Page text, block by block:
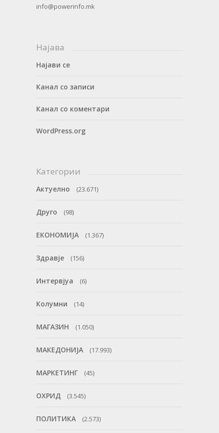
info@powerinfo.mk
Најава
Најави се
Канал со записи
Канал со коментари
WordPress.org
Категории
Актуелно (23.671)
Друго (98)
ЕКОНОМИЈА (1.367)
Здравје (156)
Интервјуа (6)
Колумни (14)
МАГАЗИН (1.050)
МАКЕДОНИЈА (17.993)
МАРКЕТИНГ (45)
ОХРИД (3.545)
ПОЛИТИКА (2.573)